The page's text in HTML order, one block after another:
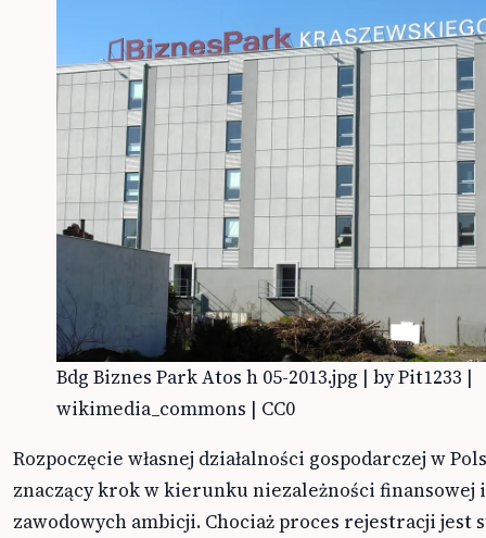
Bdg Biznes Park Atos h 05-2013.jpg | by Pit1233 |
wikimedia_commons | CC0
Rozpoczęcie własnej działalności gospodarczej w
znaczący krok w kierunku niezależności finansowej
zawodowych ambicji. Chociaż proces rejestracji jest